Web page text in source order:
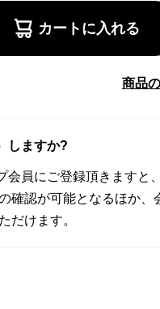
カートに入れる
商品
しますか?
会員にご登録頂きますと
確認が可能となるほか、
だけます。